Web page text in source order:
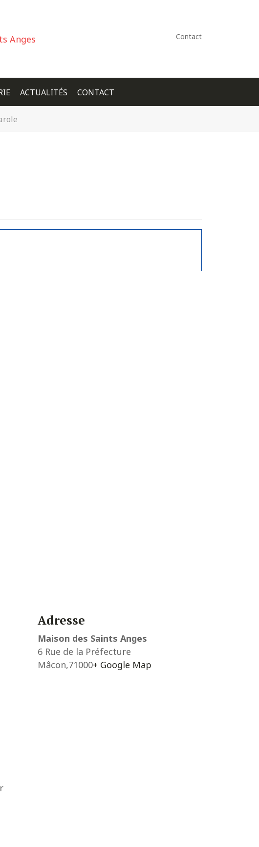
Contact
ACTUALITÉS CONTACT
Adresse
Maison des Saints Anges
6 Rue de la Préfecture
Mâcon,71000+ Google Map